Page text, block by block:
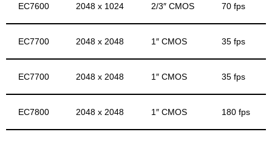
EC7600 2048 x 1024 2/3″ CMOS 70 fps
EC7700 2048 x 2048 1″ CMOS 35 fps
EC7700 2048 x 2048 1″ CMOS 35 fps
EC7800 2048 x 2048 1″ CMOS 180 fps